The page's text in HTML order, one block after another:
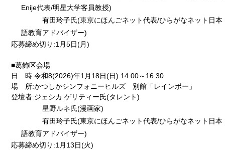
Enije代表/明星大学客員教授)
有田玲子氏(東京にほんごネット代表/ひらがなネット日本
語教育アドバイザー)
応募締め切り:1月5日(月)
■葛飾区会場
日 時:令和8(2026)年1月18日(日) 14:00～16:30
場 所:かつしかシンフォニーヒルズ 別館「レインボー」
登壇者:ジェシカ ゲリティー氏(タレント)
星野ルネ氏(漫画家)
有田玲子氏(東京にほんごネット代表/ひらがなネット日本
語教育アドバイザー)
応募締め切り:1月13日(火)